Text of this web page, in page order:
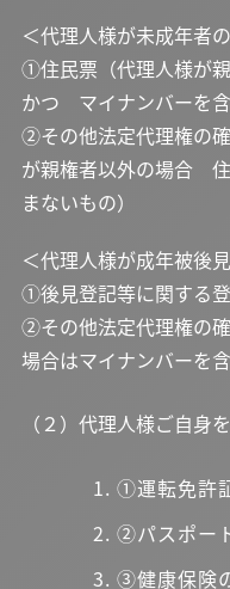
＜代理人様が未成年者
①住民票（代理人様が
かつ マイナンバーを含
②その他法定代理権の
が親権者以外の場合
まないもの）
＜代理人様が成年被後
①後見登記等に関する
②その他法定代理権の
場合はマイナンバーを含
（２）代理人様ご自身
①運転免許
②パスポー
③健康保険